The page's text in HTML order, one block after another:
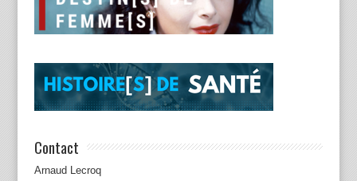
Contact
Arnaud Lecroq